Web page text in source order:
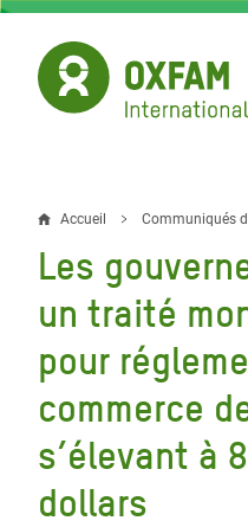
Aller
contenu
principal
Fil
d'Ariane
Accueil Communiqués
Les
un traité
pour
commerce
s’élevant à
dollars